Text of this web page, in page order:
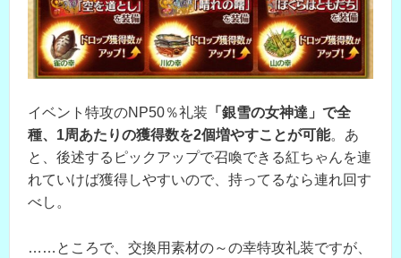
イベント特攻のNP50％礼装 「銀雪の女神達」で全
種、1周あたりの獲得数を2個増やすことが可能。あ
と、後述するピックアップで召喚できる紅ちゃんを連
れていけば獲得しやすいので、持ってるなら連れ回す
べし。
……ところで、交換用素材の～の幸特攻礼装ですが、